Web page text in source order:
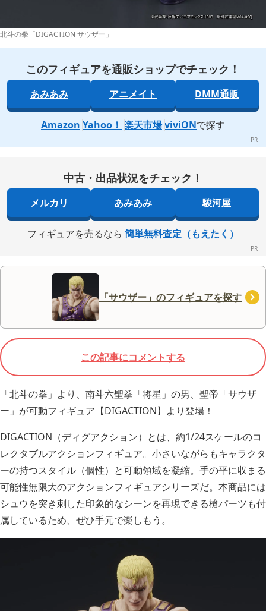
北斗の拳「DIGACTION サウザー」
このフィギュアを通販ショップでチェック！
あみあみ アニメイト DMM通販
Amazon Yahoo！ 楽天市場 viviONで探す
中古・出品状況をチェック！
メルカリ あみあみ 駿河屋
フィギュアを売るなら 簡単無料査定（もえたく）
「サウザー」のフィギュアを探す
この記事にコメントする
「北斗の拳」より、南斗六聖拳「将星」の男、聖帝「サウザ
ー」が可動フィギュア【DIGACTION】より登場！
DIGACTION（ディグアクション）とは、約1/24スケールのコ
レクタブルアクションフィギュア。小さいながらもキャラクタ
ーの持つスタイル（個性）と可動領域を凝縮。手の平に収まる
可能性無限大のアクションフィギュアシリーズだ。本商品には
シュウを突き刺した印象的なシーンを再現できる槍パーツも付
属しているため、ぜひ手元で楽しもう。